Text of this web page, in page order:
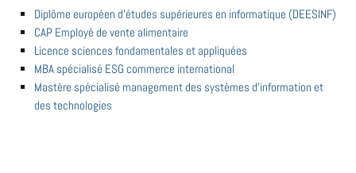
Diplôme européen d'études supérieures en informatique (DEESINF)
CAP Employé de vente alimentaire
Licence sciences fondamentales et appliquées
MBA spécialisé ESG commerce international
Mastère spécialisé management des systèmes d'information et
des technologies